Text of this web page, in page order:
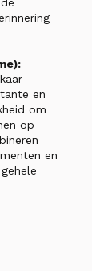
en
om
op
en